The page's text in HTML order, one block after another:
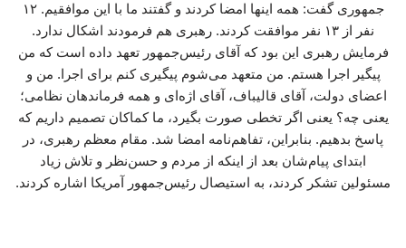
جمهوری گفت: همه اینها امضا کردند و گفتند ما با این موافقیم. ۱۲
نفر از ۱۳ نفر موافقت کردند. رهبری هم فرمودند اشکال ندارد.
فرمایش رهبری این بود که آقای رئیس‌جمهور تعهد داده است که من
پیگیر اجرا هستم. من متعهد می‌شوم پیگیری کنم برای اجرا. من و
اعضای دولت، آقای قالیباف، آقای اژه‌ای و همه فرماندهان نظامی؛
یعنی چه؟ یعنی اگر تخطی صورت بگیرد، ما کماکان تصمیم داریم که
پاسخ بدهیم. بنابراین، تفاهم‌نامه امضا شد. مقام معظم رهبری، در
ابتدای پیام‌شان بعد از اینکه از مردم و حسن‌نظر و تلاش زیاد
مسئولین تشکر کردند، به استیصال رئیس‌جمهور آمریکا اشاره کردند.